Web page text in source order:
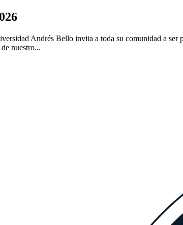
Andrés Bello invita a toda su comunidad a
nuestro...